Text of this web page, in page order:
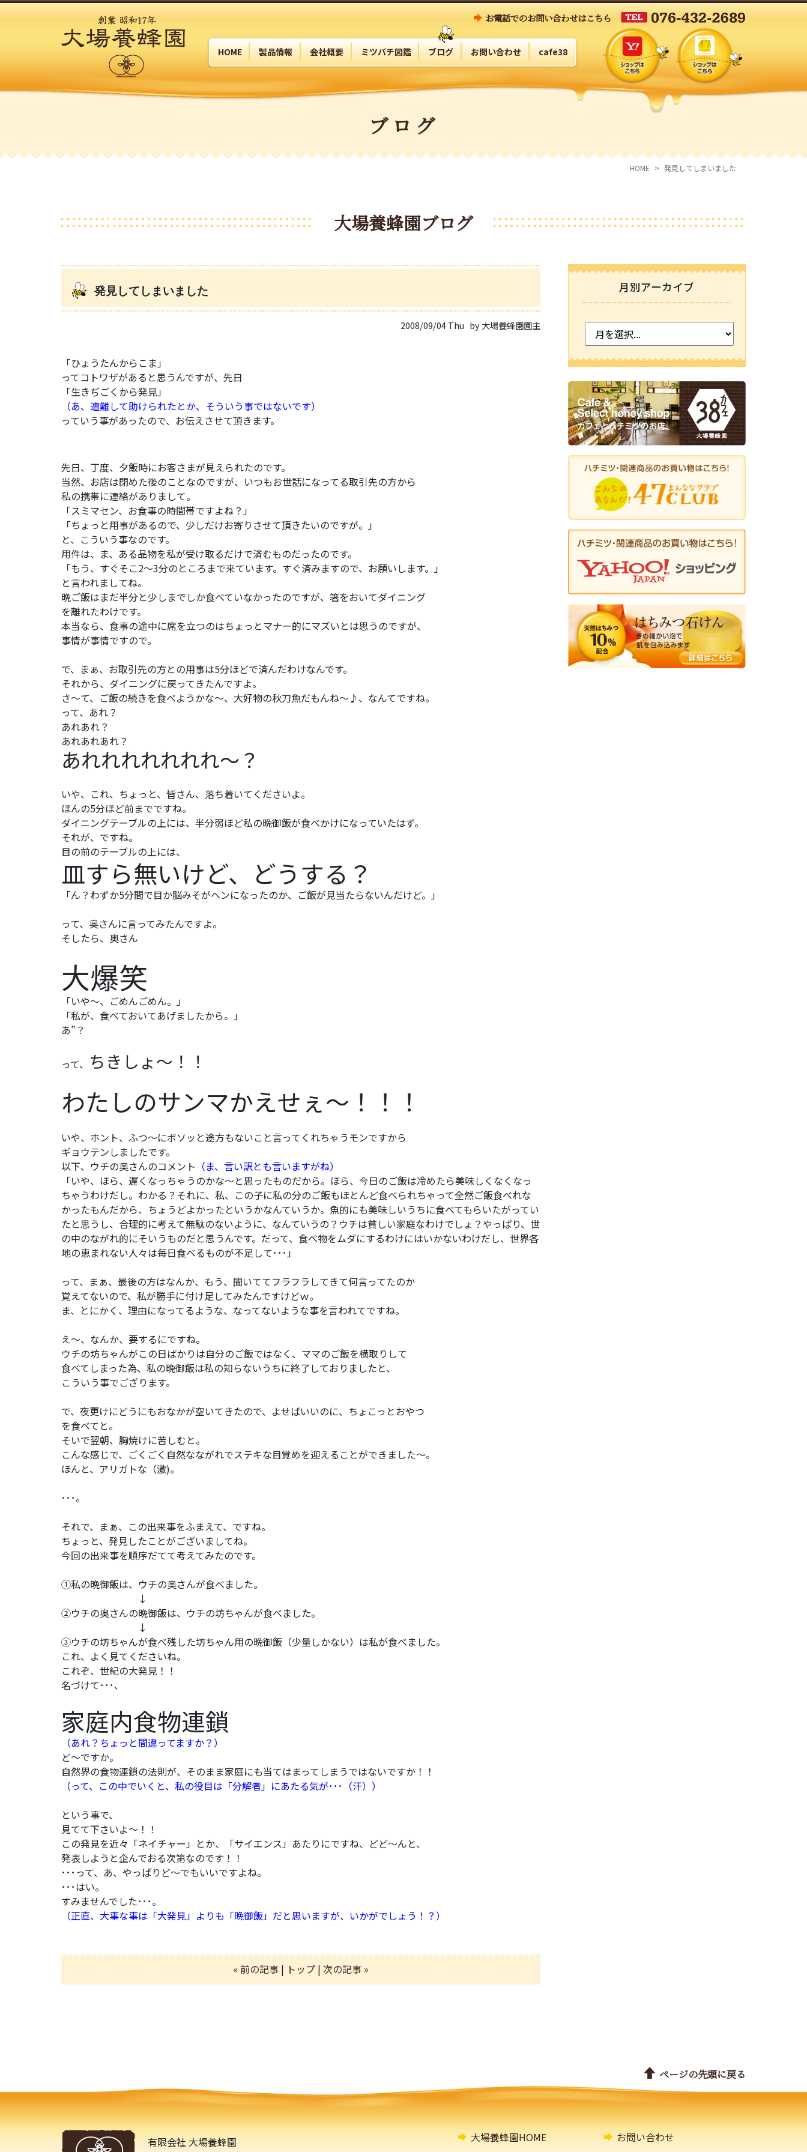
HOME 製品情報 会社概要 ミツバチ図鑑 ブログ お問い合わせ cafe38
お電話でのお問い合わせはこちら
ブログ
HOME 発見してしまいました
大場養蜂園ブログ
発見してしまいました
2008/09/04 Thu by 大場養蜂園園主
「ひょうたんからこま」
ってコトワザがあると思うんですが、先日
「生きぢごくから発見」
（あ、遭難して助けられたとか、そういう事ではないです）
っていう事があったので、お伝えさせて頂きます。
先日、丁度、夕飯時にお客さまが見えられたのです。
当然、お店は閉めた後のことなのですが、いつもお世話になってる取引先の方から
私の携帯に連絡がありまして。
「スミマセン、お食事の時間帯ですよね？」
「ちょっと用事があるので、少しだけお寄りさせて頂きたいのですが。」
と、こういう事なのです。
用件は、ま、ある品物を私が受け取るだけで済むものだったのです。
「もう、すぐそこ2～3分のところまで来ています。すぐ済みますので、お願いします。」
と言われましてね。
晩ご飯はまだ半分と少しまでしか食べていなかったのですが、箸をおいてダイニング
を離れたわけです。
本当なら、食事の途中に席を立つのはちょっとマナー的にマズいとは思うのですが、
事情が事情ですので。
で、まぁ、お取引先の方との用事は5分ほどで済んだわけなんです。
それから、ダイニングに戻ってきたんですよ。
さ～て、ご飯の続きを食べようかな～、大好物の秋刀魚だもんね～♪、なんてですね。
って、あれ？
あれあれ？
あれあれあれ？
あれれれれれれれ～？
いや、これ、ちょっと、皆さん、落ち着いてくださいよ。
ほんの5分ほど前までですね。
ダイニングテーブルの上には、半分弱ほど私の晩御飯が食べかけになっていたはず。
それが、ですね。
目の前のテーブルの上には、
皿すら無いけど、どうする？
「ん？わずか5分間で目か脳みそがヘンになったのか、ご飯が見当たらないんだけど。」
って、奥さんに言ってみたんですよ。
そしたら、奥さん
大爆笑
「いや～、ごめんごめん。」
「私が、食べておいてあげましたから。」
あ”？
って、 ちきしょ～！！
わたしのサンマかえせぇ～！！！
いや、ホント、ふつ～にボソッと途方もないこと言ってくれちゃうモンですから
ギョウテンしましたです。
以下、ウチの奥さんのコメント （ま、言い訳とも言いますがね）
「いや、ほら、遅くなっちゃうのかな～と思ったものだから。ほら、今日のご飯は冷めたら美味しくなくなっ
ちゃうわけだし。わかる？それに、私、この子に私の分のご飯もほとんど食べられちゃって全然ご飯食べれな
かったもんだから、ちょうどよかったというかなんていうか。魚的にも美味しいうちに食べてもらいたがってい
たと思うし、合理的に考えて無駄のないように、なんていうの？ウチは貧しい家庭なわけでしょ？やっぱり、世
の中のながれ的にそいうものだと思うんです。だって、食べ物をムダにするわけにはいかないわけだし、世界各
地の恵まれない人々は毎日食べるものが不足して･･･」
って、まぁ、最後の方はなんか、もう、聞いててフラフラしてきて何言ってたのか
覚えてないので、私が勝手に付け足してみたんですけどｗ。
ま、とにかく、理由になってるような、なってないような事を言われてですね。
え～、なんか、要するにですね。
ウチの坊ちゃんがこの日ばかりは自分のご飯ではなく、ママのご飯を横取りして
食べてしまった為、私の晩御飯は私の知らないうちに終了しておりましたと、
こういう事でござります。
で、夜更けにどうにもおなかが空いてきたので、よせばいいのに、ちょこっとおやつ
を食べてと。
そいで翌朝、胸焼けに苦しむと。
こんな感じで、ごくごく自然なながれでステキな目覚めを迎えることができました～。
ほんと、アリガトな（激)。
･･･。
それで、まぁ、この出来事をふまえて、ですね。
ちょっと、発見したことがございましてね。
今回の出来事を順序だてて考えてみたのです。
①私の晩御飯は、ウチの奥さんが食べました。
↓
②ウチの奥さんの晩御飯は、ウチの坊ちゃんが食べました。
↓
③ウチの坊ちゃんが食べ残した坊ちゃん用の晩御飯（少量しかない）は私が食べました。
これ、よく見てくださいね。
これぞ、世紀の大発見！！
名づけて･･･、
家庭内食物連鎖
（あれ？ちょっと間違ってますか？）
ど～ですか。
自然界の食物連鎖の法則が、そのまま家庭にも当てはまってしまうではないですか！！
（って、この中でいくと、私の役目は「分解者」にあたる気が･･･（汗））
という事で、
見てて下さいよ～！！
この発見を近々「ネイチャー」とか、「サイエンス」あたりにですね、どど～んと、
発表しようと企んでおる次第なのです！！
･･･って、あ、やっぱりど～でもいいですよね。
･･･はい。
すみませんでした･･･。
（正直、大事な事は「大発見」よりも「晩御飯」だと思いますが、いかがでしょう！？）
« 前の記事 | トップ | 次の記事 »
月別アーカイブ
ページの先頭に戻る
有限会社 大場養蜂園
大場養蜂園HOME
お問い合わせ